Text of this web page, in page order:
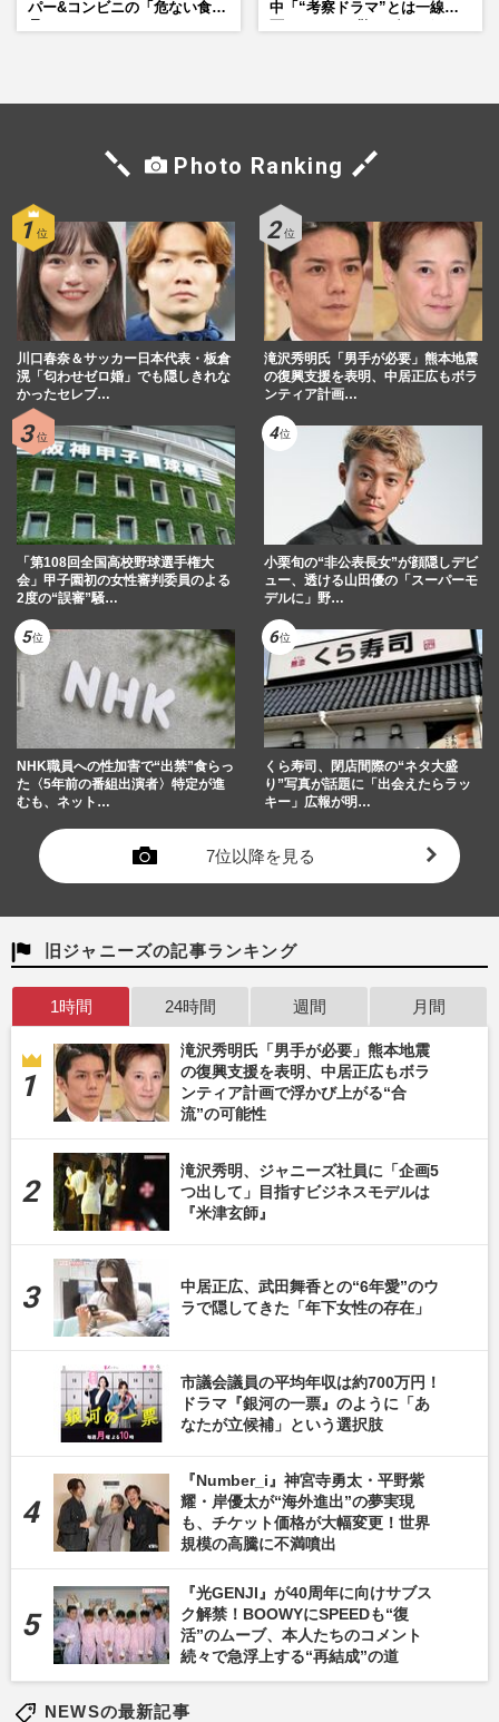
パー&コンビニの「危ない食
中「“考察ドラマ”とは一線を
Photo Ranking
川口春奈＆サッカー日本代表・板倉
滉「匂わせゼロ婚」でも隠しきれな
かったセレブ…
滝沢秀明氏「男手が必要」熊本地震
の復興支援を表明、中居正広もボラ
ンティア計画…
「第108回全国高校野球選手権大
会」甲子園初の女性審判委員のよる
2度の“誤審”騒…
小栗旬の“非公表長女”が顔隠しデビ
ュー、透ける山田優の「スーパーモ
デルに」野…
NHK職員への性加害で“出禁”食らっ
た〈5年前の番組出演者〉特定が進
むも、ネット…
くら寿司、閉店間際の“ネタ大盛
り”写真が話題に「出会えたらラッ
キー」広報が明…
7位以降を見る
旧ジャニーズの記事ランキング
1時間 24時間 週間 月間
滝沢秀明氏「男手が必要」熊本地震
の復興支援を表明、中居正広もボラ
ンティア計画で浮かび上がる“合
流”の可能性
滝沢秀明、ジャニーズ社員に「企画5
つ出して」目指すビジネスモデルは
『米津玄師』
中居正広、武田舞香との“6年愛”のウ
ラで隠してきた「年下女性の存在」
市議会議員の平均年収は約700万円！
ドラマ『銀河の一票』のように「あ
なたが立候補」という選択肢
『Number_i』神宮寺勇太・平野紫
耀・岸優太が“海外進出”の夢実現
も、チケット価格が大幅変更！世界
規模の高騰に不満噴出
『光GENJI』が40周年に向けサブス
ク解禁！BOOWYにSPEEDも“復
活”のムーブ、本人たちのコメント
続々で急浮上する“再結成”の道
NEWSの最新記事